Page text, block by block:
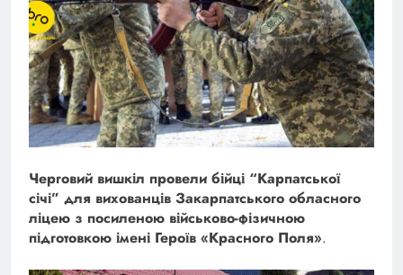
Черговий вишкіл провели бійці “Карпатської
січі” для вихованців Закарпатського обласного
ліцею з посиленою військово-фізичною
підготовкою імені Героїв «Красного Поля».